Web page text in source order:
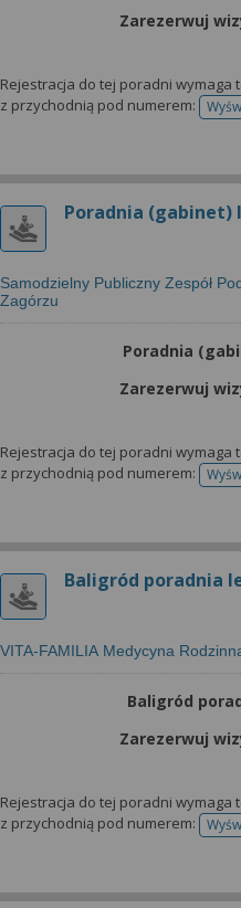
Zarezerwuj
Rejestracja do tej poradni
z przychodnią pod numerem:
Poradnia (gabinet)
Samodzielny Publiczny Zespół
Zagórzu
Poradnia
Zarezerwuj
Rejestracja do tej poradni
z przychodnią pod numerem:
Baligród poradnia
VITA-FAMILIA Medycyna
Baligród
Zarezerwuj
Rejestracja do tej poradni
z przychodnią pod numerem: